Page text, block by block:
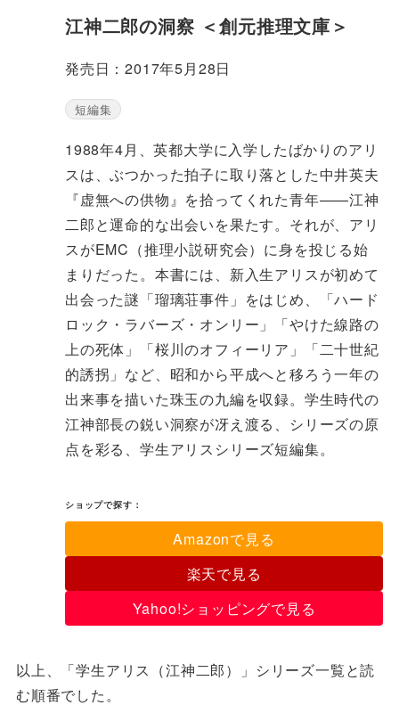
江神二郎の洞察 ＜創元推理文庫＞
発売日：2017年5月28日
短編集
1988年4月、英都大学に入学したばかりのアリ
スは、ぶつかった拍子に取り落とした中井英夫
『虚無への供物』を拾ってくれた青年——江神
二郎と運命的な出会いを果たす。それが、アリ
スがEMC（推理小説研究会）に身を投じる始
まりだった。本書には、新入生アリスが初めて
出会った謎「瑠璃荘事件」をはじめ、「ハード
ロック・ラバーズ・オンリー」「やけた線路の
上の死体」「桜川のオフィーリア」「二十世紀
的誘拐」など、昭和から平成へと移ろう一年の
出来事を描いた珠玉の九編を収録。学生時代の
江神部長の鋭い洞察が冴え渡る、シリーズの原
点を彩る、学生アリスシリーズ短編集。
ショップで探す：
Amazonで見る
楽天で見る
Yahoo!ショッピングで見る
以上、「学生アリス（江神二郎）」シリーズ一覧と読
む順番でした。